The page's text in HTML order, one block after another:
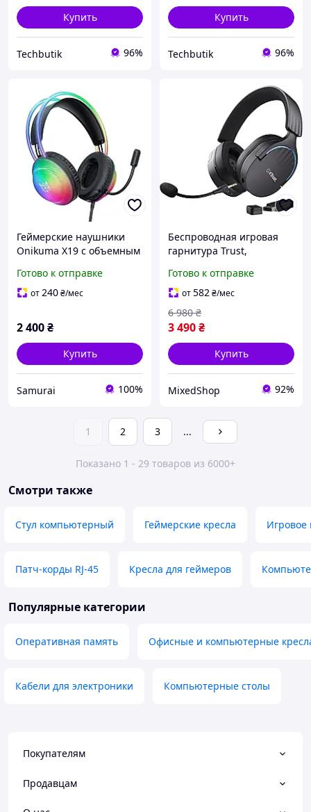
Купить
Techbutik 96%
Купить
Techbutik 96%
Геймерские наушники
Onikuma X19 с объемным
игровая гарнитура с RGB
подсветкой для
Готово к отправке
от240₴/мес
2 400₴
Купить
Samurai 100%
Беспроводная игровая
гарнитура Trust,
подсветкой,
компьютерные
накладные наушники
Готово к отправке
от582₴/мес
3 490₴
6 980 ₴
Купить
MixedShop 92%
1 2 3 ...
Показано 1 - 29 товаров из 6000+
Смотри также
Стул компьютерный Геймерские кресла Игровое
Патч-корды RJ-45 Кресла для геймеров
Популярные категории
Оперативная память Офисные и компьютерные
Кабели для электроники Компьютерные столы
Покупателям
Продавцам